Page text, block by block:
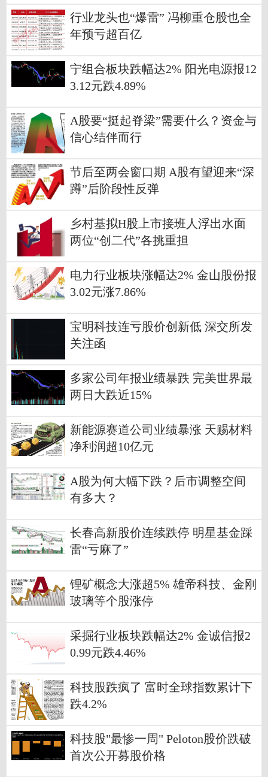
行业龙头也“爆雷” 冯柳重仓股也全
年预亏超百亿
宁组合板块跌幅达2% 阳光电源报12
3.12元跌4.89%
A股要“挺起脊梁”需要什么？资金与
信心结伴而行
节后至两会窗口期 A股有望迎来“深
蹲”后阶段性反弹
乡村基拟H股上市接班人浮出水面
两位“创二代”各挑重担
电力行业板块涨幅达2% 金山股份报
3.02元涨7.86%
宝明科技连亏股价创新低 深交所发
关注函
多家公司年报业绩暴跌 完美世界最
两日大跌近15%
新能源赛道公司业绩暴涨 天赐材料
净利润超10亿元
A股为何大幅下跌？后市调整空间
有多大？
长春高新股价连续跌停 明星基金踩
雷“亏麻了”
锂矿概念大涨超5% 雄帝科技、金刚
玻璃等个股涨停
采掘行业板块跌幅达2% 金诚信报2
0.99元跌4.46%
科技股跌疯了 富时全球指数累计下
跌4.2%
科技股"最惨一周" Peloton股价跌破
首次公开募股价格